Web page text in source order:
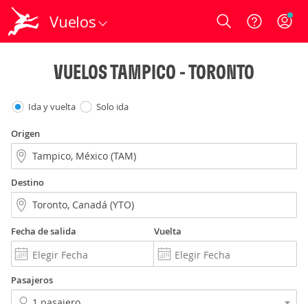
Vuelos Login
VUELOS TAMPICO - TORONTO
Ida y vuelta Solo ida
Origen
Destino
Fecha de salida Vuelta
Pasajeros